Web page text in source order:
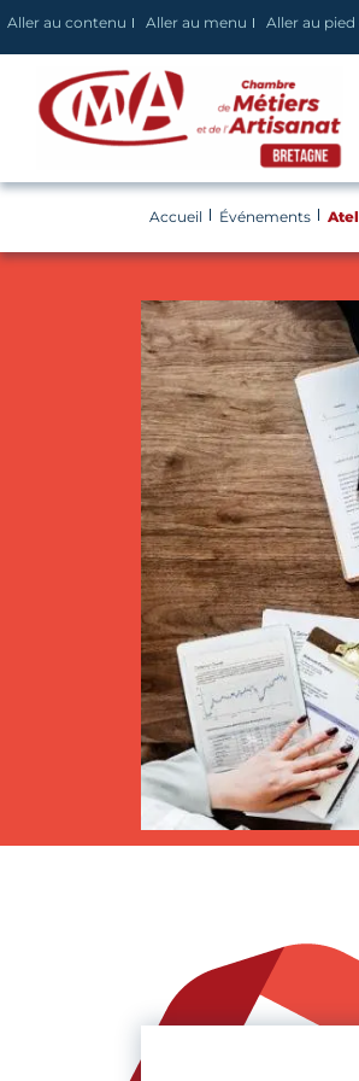
Panneau de gestion des cookies
Aller au contenu Aller au menu Aller au pied
Accueil Événements